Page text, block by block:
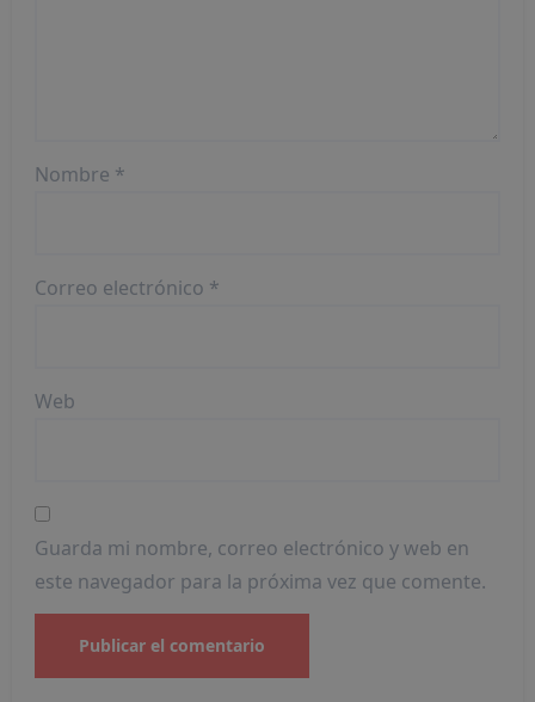
Nombre *
Correo electrónico *
Web
Guarda mi nombre, correo electrónico y web en
este navegador para la próxima vez que comente.